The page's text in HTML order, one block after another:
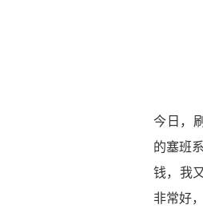
今日，
的塞班
钱，我
非常好